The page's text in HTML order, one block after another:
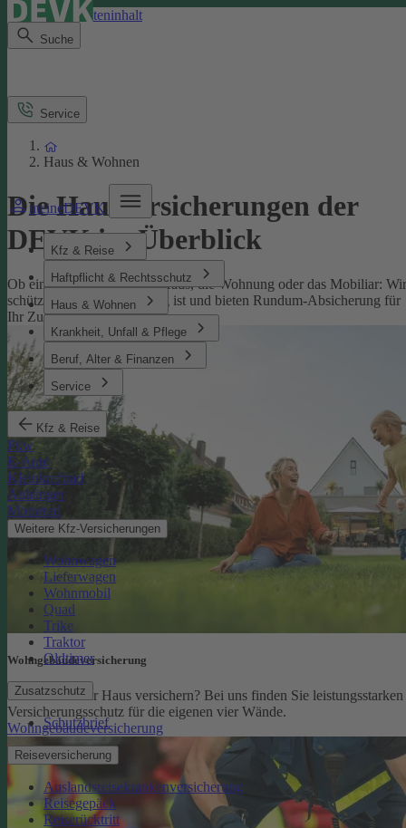
Direkt zum Seiteninhalt
Suche
meineDEVK
Kfz & Reise
Haftpflicht & Rechtsschutz
Haus & Wohnen
Krankheit, Unfall & Pflege
Beruf, Alter & Finanzen
Service
Kfz & Reise
Pkw
E-Auto
Kleinkraftrad
Anhänger
Motorrad
Weitere Kfz-Versicherungen
Wohnwagen
Lieferwagen
Wohnmobil
Quad
Trike
Traktor
Oldtimer
Zusatzschutz
Schutzbrief
Reiseversicherung
Auslandsreisekrankenversicherung
Reisegepäck
Reiserücktritt
Service
Haus & Wohnen
Die Hausversicherungen der
DEVK im Überblick
Ob eine Versicherung fürs Haus, die Wohnung oder das Mobiliar: Wir
schützen, was Ihnen wichtig ist und bieten Rundum-Absicherung für
Ihr Zuhause.
Wohngebäude­versicherung
Sie möchten Ihr Haus versichern? Bei uns finden Sie leistungsstarken
Versicherungsschutz für die eigenen vier Wände.
Wohngebäudeversicherung